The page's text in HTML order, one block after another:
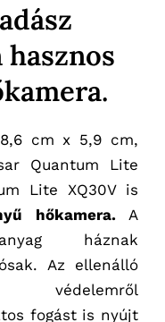
cm x 5,9 cm,
Quantum Lite
Lite XQ30V is
hőkamera.A
háznak
Az ellenálló
védelemről
fogást is nyújt